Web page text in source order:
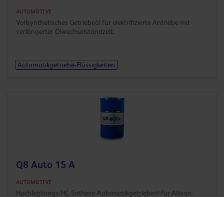
AUTOMOTIVE
Vollsynthetisches Getriebeöl für elektrifizierte Antriebe mit
verlängerter Ölwechsel­standzeit.
Automatikgetriebe-Flüssigkeiten
Q8 Auto 15 A
AUTOMOTIVE
Hochleistungs-HC-Snthese-Automatikgetriebeöl für Allison-